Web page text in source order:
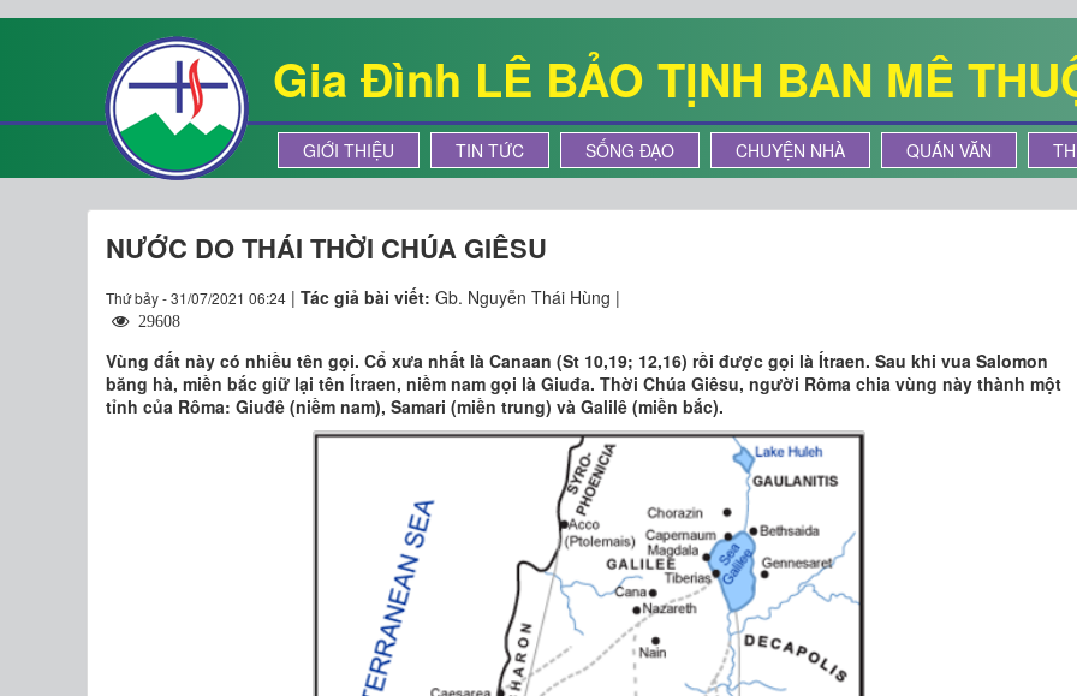
Gia Đình LÊ BẢO TỊNH BAN MÊ
GIỚI THIỆU TIN TỨC SỐNG ĐẠO CHUYỆN NHÀ QUÁN VĂN
NƯỚC DO THÁI THỜI CHÚA GIÊSU
Thứ bảy - 31/07/2021 06:24 | Tác giả bài viết: Gb. Nguyễn Thái Hùng |
29608
Vùng đất này có nhiều tên gọi. Cổ xưa nhất là Canaan (St 10,19; 12,16) rồi được gọi là Ítraen. Sau khi vua Salomon
băng hà, miền bắc giữ lại tên Ítraen, niềm nam gọi là Giuđa. Thời Chúa Giêsu, người Rôma chia vùng này thành một
tỉnh của Rôma: Giuđê (niềm nam), Samari (miền trung) và Galilê (miền bắc).